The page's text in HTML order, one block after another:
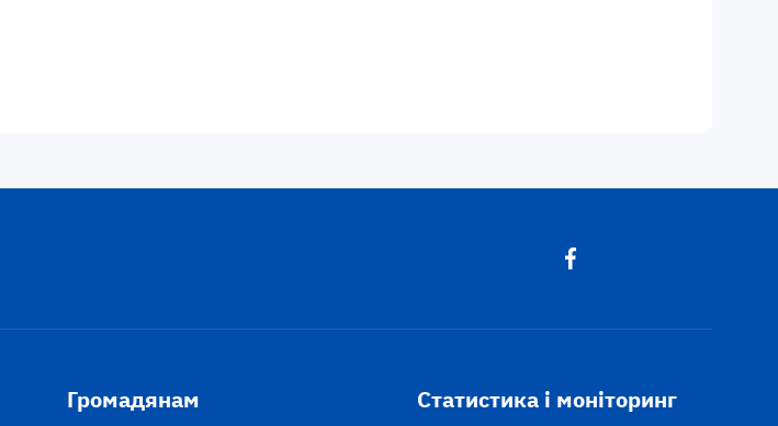
Громадянам Статистика і моніторинг